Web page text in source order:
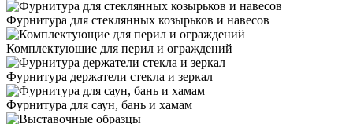
Фурнитура для стеклянных козырьков и навесов
Комплектующие для перил и ограждений
Фурнитура держатели стекла и зеркал
Фурнитура для саун, бань и хамам